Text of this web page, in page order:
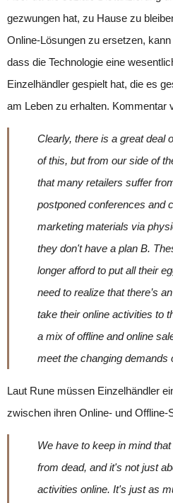
gezwungen hat, zu Hause zu
Online-Lösungen zu ersetzen,
dass die Technologie eine
Einzelhändler gespielt hat, die es
am Leben zu erhalten. Kommentar
Clearly, there is a great deal
of this, but from our side of
that many retailers suffer
postponed conferences and
marketing materials via
they don't have a plan B.
longer afford to put all their
need to realize that there’s
take their online activities to
a mix of offline and online
meet the changing demands
Laut Rune müssen Einzelhändler
zwischen ihren Online- und Offline-
We have to keep in mind
from dead, and it's not just
activities online. It's just as